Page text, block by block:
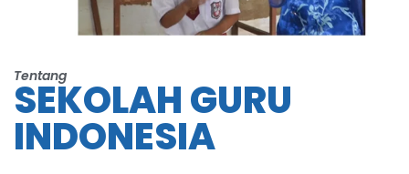
Tentang
SEKOLAH GURU
INDONESIA